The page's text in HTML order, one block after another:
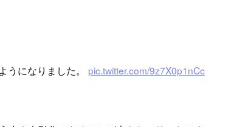
うになりました。 pic.twitter.com/9z7X0p1nCc